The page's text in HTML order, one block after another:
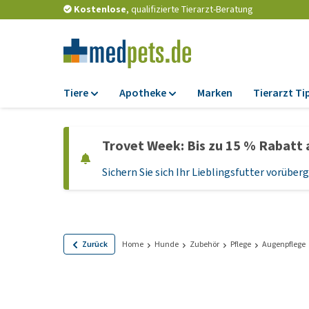
Kostenlose, qualifizierte Tierarzt-Beratung
Tiere
Trockenfutter
Nassfutter
Hundefutter
Apotheke
Zeckenschutz und
Flohmittel
Probiotika und
Marken Tierarzt
Trovet Week: Bis zu 15 %
Sichern Sie sich Ihr Lieblingsfutter
Zurück Home Hunde Zubehör Pflege Augenpflege